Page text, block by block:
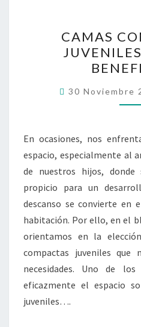
Y
CAMAS
30 Noviembre
En ocasiones, nos
espacio, especialmente al
de nuestros hijos,
propicio para un
descanso se convierte en
habitación. Por ello, en el
orientamos en la
compactas juveniles
necesidades. Uno de
eficazmente el espacio
juveniles….